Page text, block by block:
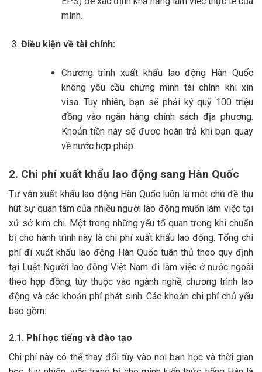
mình.
Điều kiện về tài chính:
Chương trình xuất khẩu lao động Hàn Quốc
không yêu cầu chứng minh tài chính khi xin
visa. Tuy nhiên, bạn sẽ phải ký quỹ 100 triệu
đồng vào ngân hàng chính sách địa phương.
Khoản tiền này sẽ được hoàn trả khi bạn quay
về nước hợp pháp.
2. Chi phí xuất khẩu lao động sang Hàn Quốc
Tư vấn xuất khẩu lao động Hàn Quốc luôn là một chủ đề thu
hút sự quan tâm của nhiều người lao động muốn làm việc tại
xứ sở kim chi. Một trong những yếu tố quan trọng khi chuẩn
bị cho hành trình này là chi phí xuất khẩu lao động. Tổng chi
phí đi xuất khẩu lao động Hàn Quốc tuân thủ theo quy định
tại Luật Người lao động Việt Nam đi làm việc ở nước ngoài
theo hợp đồng, tùy thuộc vào ngành nghề, chương trình lao
động và các khoản phí phát sinh. Các khoản chi phí chủ yếu
bao gồm:
2.1. Phí học tiếng và đào tạo
Chi phí này có thể thay đổi tùy vào nơi bạn học và thời gian